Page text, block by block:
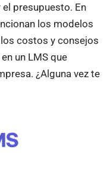
presupuesto. En
los modelos
costos y consejos
un LMS que
¿Alguna vez te